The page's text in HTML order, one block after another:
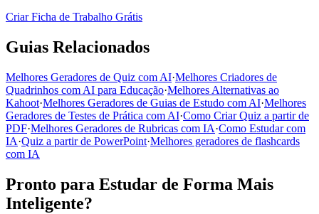
Criar Ficha de Trabalho Grátis
Guias Relacionados
Melhores Geradores de Quiz com AI·Melhores Criadores de
Quadrinhos com AI para Educação·Melhores Alternativas ao
Kahoot·Melhores Geradores de Guias de Estudo com AI·Melhores
Geradores de Testes de Prática com AI·Como Criar Quiz a partir de
PDF·Melhores Geradores de Rubricas com IA·Como Estudar com
IA·Quiz a partir de PowerPoint·Melhores geradores de flashcards
com IA
Pronto para Estudar de Forma Mais
Inteligente?